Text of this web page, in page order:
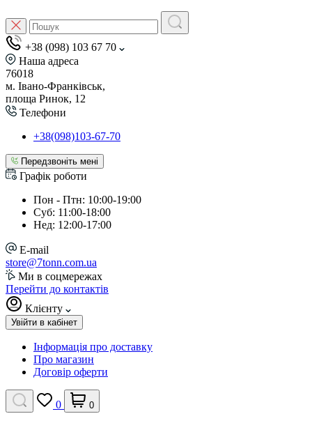
+38 (098) 103 67 70
Наша адреса
76018
м. Івано-Франківськ,
площа Ринок, 12
Телефони
+38(098)103-67-70
Передзвоніть мені
Графік роботи
Пон - Птн: 10:00-19:00
Суб: 11:00-18:00
Нед: 12:00-17:00
E-mail
store@7tonn.com.ua
Ми в соцмережах
Перейти до контактів
Клієнту
Увійти в кабінет
Інформація про доставку
Про магазин
Договір оферти
0 0